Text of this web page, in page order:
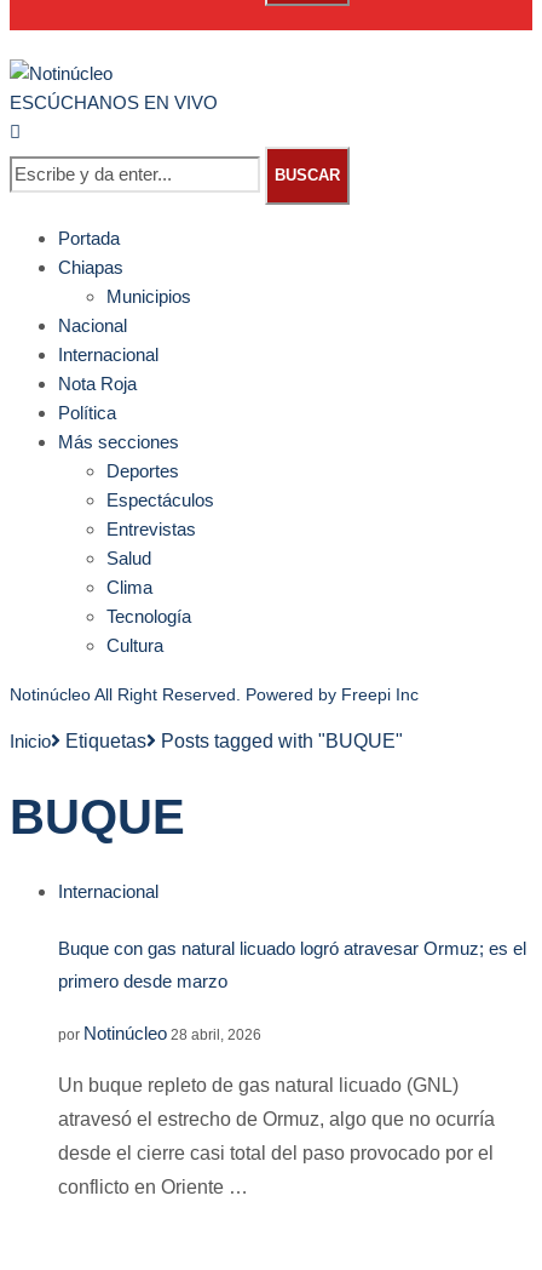
ESCÚCHANOS EN VIVO
BUSCAR
Portada
Chiapas
Municipios
Nacional
Internacional
Nota Roja
Política
Más secciones
Deportes
Espectáculos
Entrevistas
Salud
Clima
Tecnología
Cultura
Notinúcleo All Right Reserved. Powered by Freepi Inc
Inicio Etiquetas Posts tagged with "BUQUE"
BUQUE
Internacional
Buque con gas natural licuado logró atravesar Ormuz; es el
primero desde marzo
por Notinúcleo 28 abril, 2026
Un buque repleto de gas natural licuado (GNL)
atravesó el estrecho de Ormuz, algo que no ocurría
desde el cierre casi total del paso provocado por el
conflicto en Oriente …